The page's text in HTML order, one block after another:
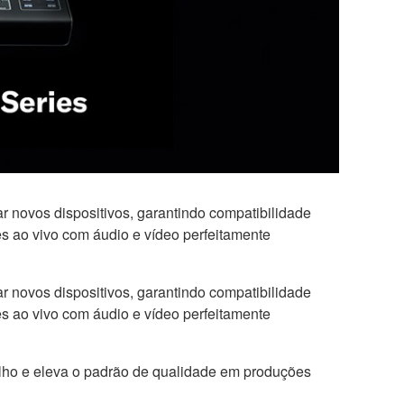
novos dispositivos, garantindo compatibilidade
ao vivo com áudio e vídeo perfeitamente
novos dispositivos, garantindo compatibilidade
ao vivo com áudio e vídeo perfeitamente
e eleva o padrão de qualidade em produções